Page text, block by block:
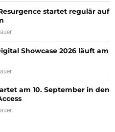
startet regulär auf
Showcase 2026 läuft am
am 10. September in den